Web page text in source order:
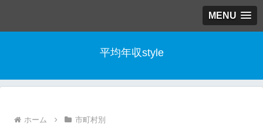
MENU
平均年収style
ホーム 市町村別